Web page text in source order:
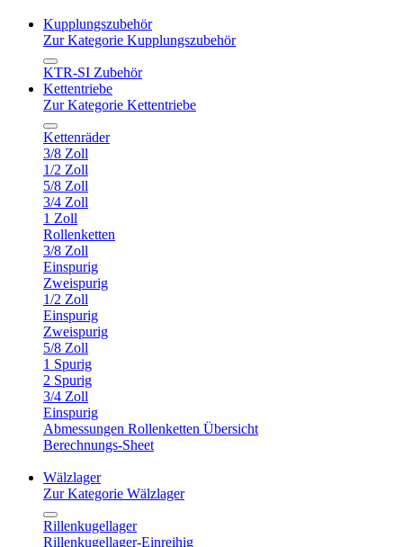
Kupplungszubehör
Zur Kategorie Kupplungszubehör
KTR-SI Zubehör
Kettentriebe
Zur Kategorie Kettentriebe
Kettenräder
3/8 Zoll
1/2 Zoll
5/8 Zoll
3/4 Zoll
1 Zoll
Rollenketten
3/8 Zoll
Einspurig
Zweispurig
1/2 Zoll
Einspurig
Zweispurig
5/8 Zoll
1 Spurig
2 Spurig
3/4 Zoll
Einspurig
Abmessungen Rollenketten Übersicht
Berechnungs-Sheet
Wälzlager
Zur Kategorie Wälzlager
Rillenkugellager
Rillenkugellager-Einreihig